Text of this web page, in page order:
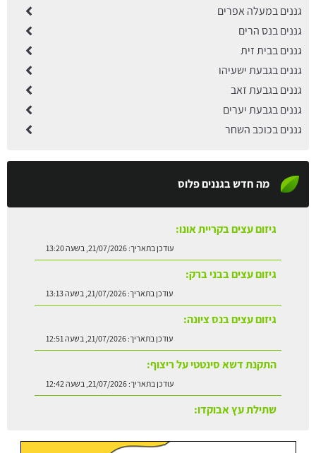
גננים במעלה אפרים
גננים בנס הרים
גננים בבית זית
גננים בגבעת ישעיהו
גננים בגבעת זאב
גננים בגבעת יערים
גננים בכוכב השחר
מה חדש בגננים פלוס
גיזום עצים בקריית אונו:
גיזום עצים בבני ברק:
עודכן בתאריך:21/07/2026, בשעה 13:13
גיזום עצים בנס ציונה:
עודכן בתאריך:21/07/2026, בשעה 12:51
התקנת דשא סינטטי על ריצוף:
עודכן בתאריך:21/07/2026, בשעה 12:42
שתילת עץ אבוקדו:
עודכן בתאריך:21/07/2026, בשעה 13:24